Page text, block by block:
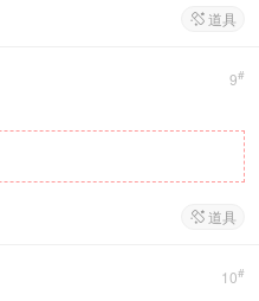
 道具
9#
 道具
10#